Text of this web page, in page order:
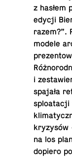
z hasłem
edycji
razem?”.
modele
i
spajała
sploat­acji
kryzysów
na los
dopiero